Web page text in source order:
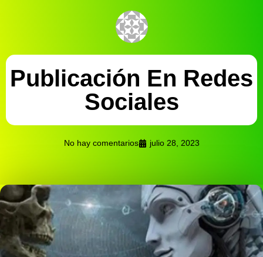
Publicación En Redes
Sociales
No hay comentarios julio 28, 2023